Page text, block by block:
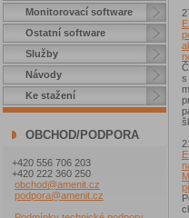
Monitorovací software
Ostatní software
Služby
Návody
Ke stažení
OBCHOD/PODPORA
+420 556 706 203
+420 222 360 250
obchod@amenit.cz
podpora@amenit.cz
s